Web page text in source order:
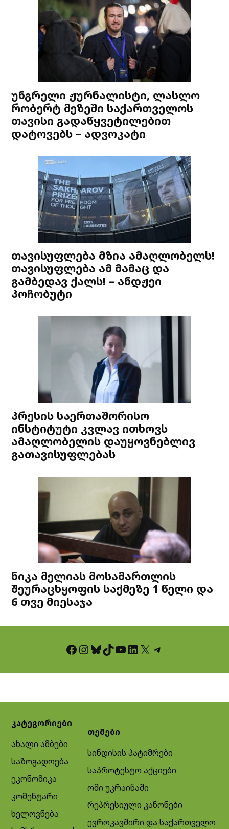
უნგრელი ჟურნალისტი, ლასლო
რობერტ მეზეში საქართველოს
თავისი გადაწყვეტილებით
დატოვებს – ადვოკატი
თავისუფლება მზია ამაღლობელს!
თავისუფლება ამ მამაც და
გამბედავ ქალს! – ანდჟეი
პოჩობუტი
პრესის საერთაშორისო
ინსტიტუტი კვლავ ითხოვს
ამაღლობელის დაუყოვნებლივ
გათავისუფლებას
ნიკა მელიას მოსამართლის
შეურაცხყოფის საქმეზე 1 წელი და
6 თვე მიესაჯა
Facebook InstagramBluesky TikTok YouTube LinkedIn X Telegram
კატეგორიები
ახალი ამბები
საზოგადოება
ეკონომიკა
კომენტარი
ხელოვნება
თემები
სინდისის პატიმრები
საპროტესტო აქციები
ომი უკრაინაში
რეპრესიული კანონები
ევროკავშირი და საქართველო